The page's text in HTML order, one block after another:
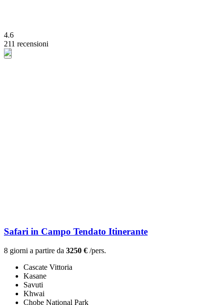
4.6
211 recensioni
Safari in Campo Tendato Itinerante
8 giorni a partire da 3250 € /pers.
Cascate Vittoria
Kasane
Savuti
Khwai
Chobe National Park